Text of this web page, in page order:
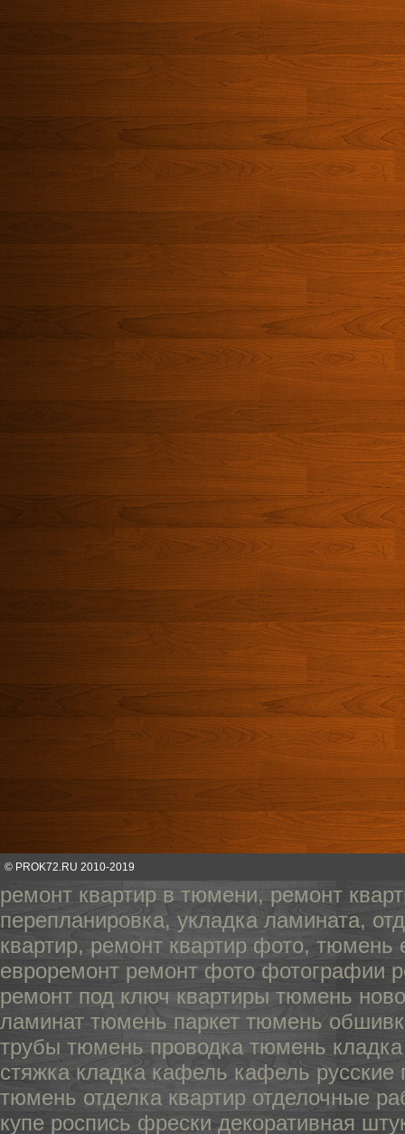
© PROK72.RU 2010-2019
ремонт квартир в тюмени, ремонт
перепланировка, укладка ламината,
квартир, ремонт квартир фото,
евроремонт ремонт фото фотографии
ремонт под ключ квартиры тюмень
ламинат тюмень паркет тюмень
трубы тюмень проводка тюмень
стяжка кладка кафель кафель
тюмень отделка квартир отделочные
купе роспись фрески декоративная